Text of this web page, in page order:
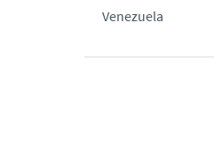
Venezuela